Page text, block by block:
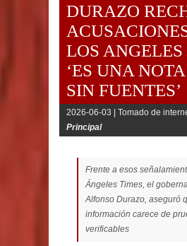
DURAZO
LOS
‘ES UNA
SIN FUENTES’
2026-06-03 | Tomado de
Principal
Frente a esos
Ángeles Times, el
Alfonso Durazo, aseguró
información carece de
verificables